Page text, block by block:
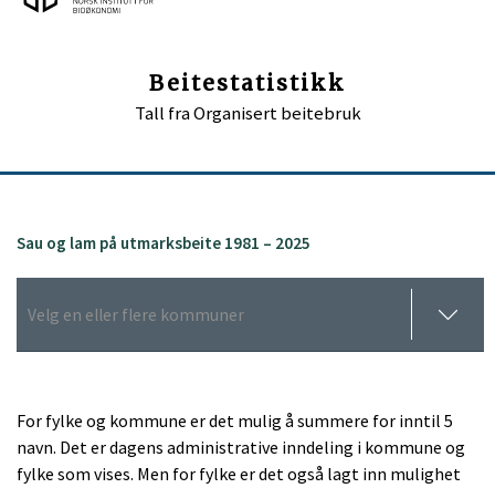
Beitestatistikk
Tall fra Organisert beitebruk
Sau og lam på utmarksbeite 1981 – 2025
For fylke og kommune er det mulig å summere for inntil 5
navn. Det er dagens administrative inndeling i kommune og
fylke som vises. Men for fylke er det også lagt inn mulighet